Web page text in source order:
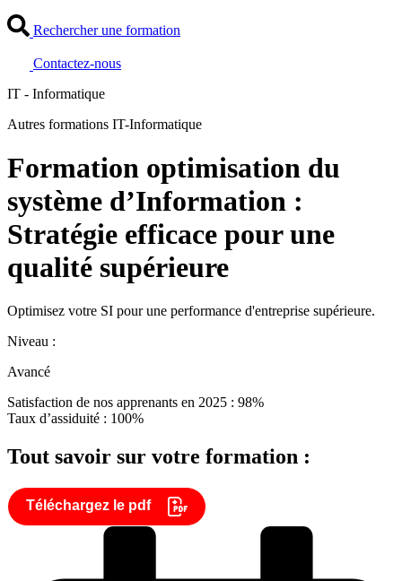
Rechercher une formation
Contactez-nous
IT - Informatique
Autres formations IT-Informatique
Formation optimisation du
système d’Information :
Stratégie efficace pour une
qualité supérieure
Optimisez votre SI pour une performance d'entreprise supérieure.
Niveau :
Avancé
Satisfaction de nos apprenants en 2025 : 98%
Taux d’assiduité : 100%
Tout savoir sur votre formation :
Téléchargez le pdf